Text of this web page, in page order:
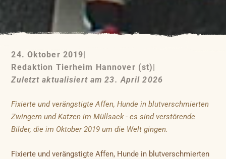
24. Oktober 2019|
Redaktion Tierheim Hannover (st)|
Zuletzt aktualisiert am 23. April 2026
Fixierte und verängstigte Affen, Hunde in blutverschmierten
Zwingern und Katzen im Müllsack - es sind verstörende
Bilder, die im Oktober 2019 um die Welt gingen.
Fixierte und verängstigte Affen, Hunde in blutverschmierten